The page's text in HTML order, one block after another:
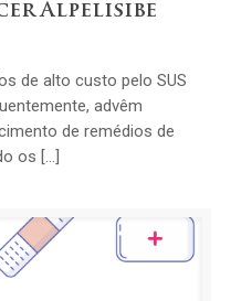
Alpelisibe
de alto custo pelo SUS
advêm
de remédios de
os […]